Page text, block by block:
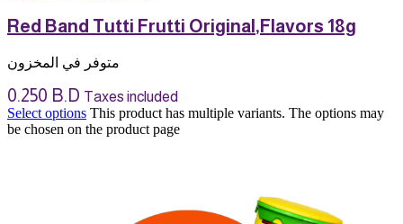
Red Band Tutti Frutti Original,Flavors 18g
متوفر في المخزون
0.250 B.D Taxes included
Select options This product has multiple variants. The options may
be chosen on the product page